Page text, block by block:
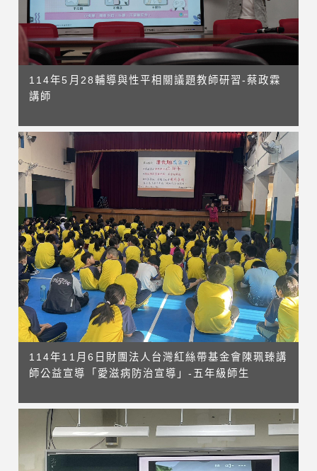
114年5月28輔導與性平相關議題教師研習-蔡政霖
講師
114年11月6日財團法人台灣紅絲帶基金會陳珮臻講
師公益宣導「愛滋病防治宣導」-五年級師生